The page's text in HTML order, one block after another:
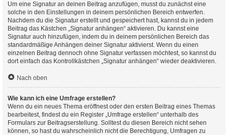
Um eine Signatur an deinen Beitrag anzufügen, musst du zunächst eine
solche in den Einstellungen in deinem persönlichen Bereich entwerfen.
Nachdem du die Signatur erstellt und gespeichert hast, kannst du in jedem
Beitrag das Kästchen „Signatur anhängen“ aktivieren. Du kannst eine
Signatur auch hinzufügen, indem du in deinem persönlichen Bereich das
standardmäßige Anhängen deiner Signatur aktivierst. Wenn du einen
einzelnen Beitrag dennoch ohne Signatur verfassen möchtest, so kannst du
dort einfach das Kontrollkästchen „Signatur anhängen“ wieder deaktivieren.
Nach oben
Wie kann ich eine Umfrage erstellen?
Wenn du ein neues Thema eröffnest oder den ersten Beitrag eines Themas
bearbeitest, findest du ein Register „Umfrage erstellen“ unterhalb des
Formulars zur Beitragserstellung. Solltest du diesen Bereich nicht sehen
können, so hast du wahrscheinlich nicht die Berechtigung, Umfragen zu